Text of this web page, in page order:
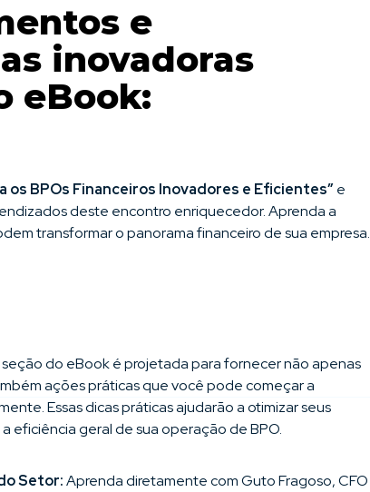
e
inovadoras
eBook:
os BPOs Financeiros Inovadores e Eficientes”e
deste encontro enriquecedor. Aprenda a
transformar o panorama financeiro de sua empresa.
do eBook é projetada para fornecer não apenas
ações práticas que você pode começar a
Essas dicas práticas ajudarão a otimizar seus
eficiência geral de sua operação de BPO.
Setor:Aprenda diretamente com Guto Fragoso, CFO